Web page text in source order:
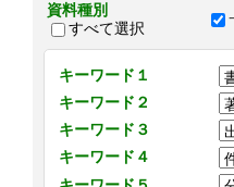
資料種別
すべて選択
キーワード１
キーワード２
キーワード３
キーワード４